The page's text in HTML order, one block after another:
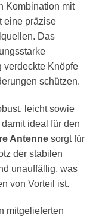
Kombination mit
eine präzise
Das
verdeckte Knöpfe
schützen.
leicht sowie
ideal für den
Antenne sorgt für
der stabilen
unauffällig, was
von Vorteil ist.
mitgelieferten